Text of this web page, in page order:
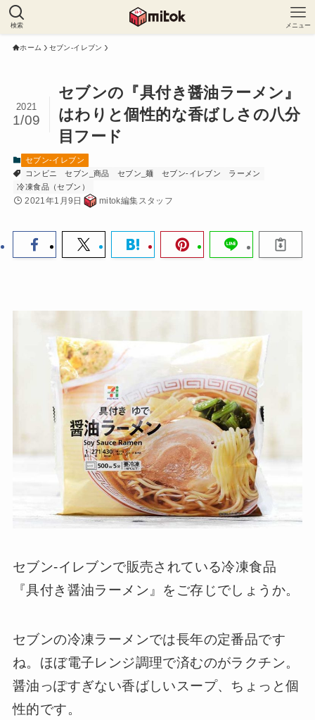
検索 メニュー
ホーム セブン-イレブン
セブンの『具付き醤油ラーメン』
はわりと個性的な香ばしさの八分
目フード
2021
1/09
セブン-イレブン
コンビニ
セブン_商品 セブン_麺 セブン-イレブン
ラーメン
冷凍食品（セブン）
2021年1月9日 mitok編集スタッフ
セブン-イレブンで販売されている冷凍食品
『具付き醤油ラーメン』をご存じでしょうか。
セブンの冷凍ラーメンでは長年の定番品です
ね。ほぼ電子レンジ調理で済むのがラクチン。
醤油っぽすぎない香ばしいスープ、ちょっと個
性的です。